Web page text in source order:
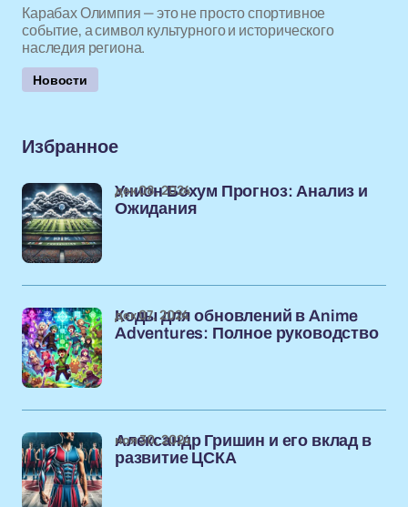
Карабах Олимпия — это не просто спортивное
событие, а символ культурного и исторического
наследия региона.
Новости
Избранное
Унион Бохум Прогноз: Анализ и
Ожидания
дек 08, 2024
Коды для обновлений в Anime
Adventures: Полное руководство
дек 07, 2024
Александр Гришин и его вклад в
развитие ЦСКА
ноя 30, 2024